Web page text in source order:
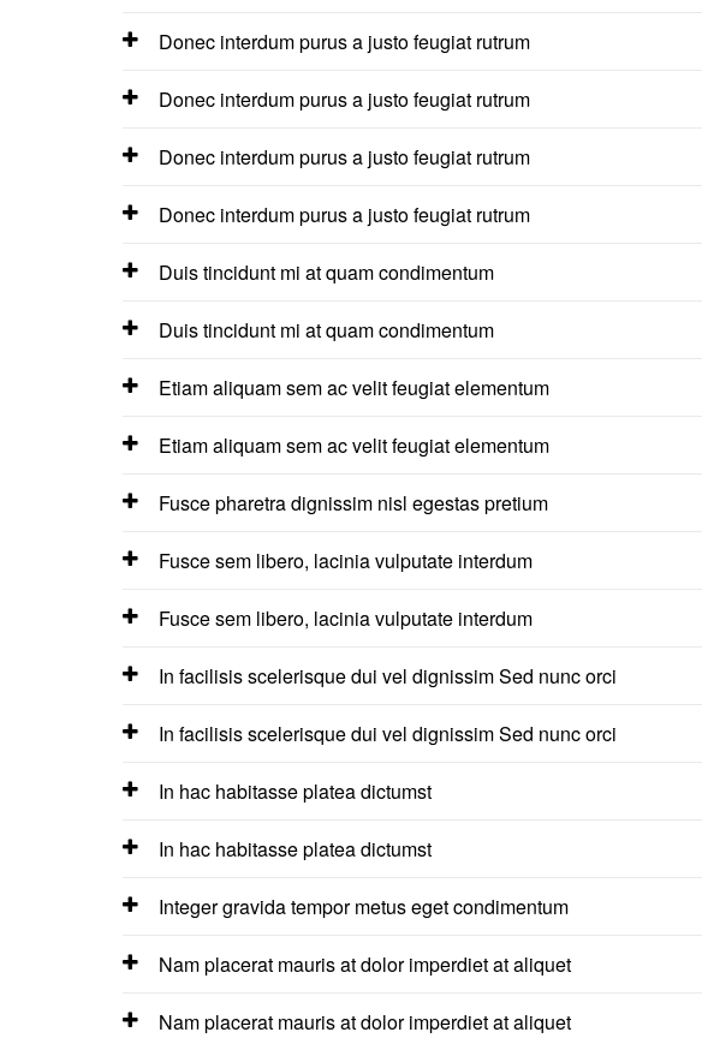
Donec interdum purus a justo feugiat rutrum
Donec interdum purus a justo feugiat rutrum
Donec interdum purus a justo feugiat rutrum
Donec interdum purus a justo feugiat rutrum
Duis tincidunt mi at quam condimentum
Duis tincidunt mi at quam condimentum
Etiam aliquam sem ac velit feugiat elementum
Etiam aliquam sem ac velit feugiat elementum
Fusce pharetra dignissim nisl egestas pretium
Fusce sem libero, lacinia vulputate interdum
Fusce sem libero, lacinia vulputate interdum
In facilisis scelerisque dui vel dignissim Sed nunc orci
In facilisis scelerisque dui vel dignissim Sed nunc orci
In hac habitasse platea dictumst
In hac habitasse platea dictumst
Integer gravida tempor metus eget condimentum
Nam placerat mauris at dolor imperdiet at aliquet
Nam placerat mauris at dolor imperdiet at aliquet